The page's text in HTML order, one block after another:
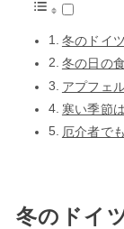
冬のドイ
冬の日の
アプフェ
寒い季節
厄介者で
冬のドイ